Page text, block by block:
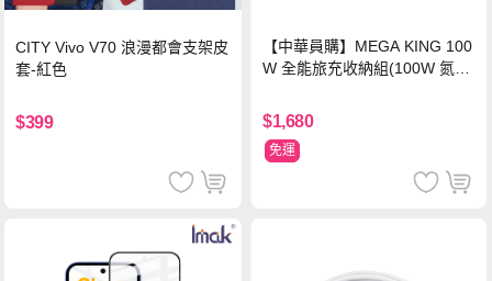
CITY Vivo V70 浪漫都會支架皮
套-紅色
$399
【中華員購】MEGA KING 100
W 全能旅充收納組(100W 氮化
萬國轉接器)
$1,680
免運